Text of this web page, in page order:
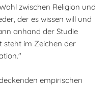
zwischen Religion und
der es wissen will und
anhand der Studie
steht im Zeichen der
empirischen